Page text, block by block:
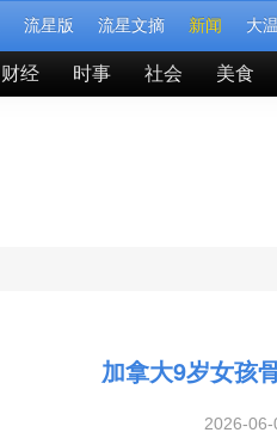
流星版 流星文摘 新闻 大
财经 时事 社会 美食
加拿大9岁女孩
2026-